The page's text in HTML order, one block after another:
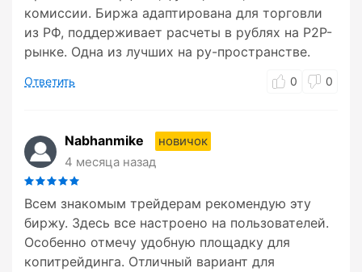
комиссии. Биржа адаптирована для торговли
из РФ, поддерживает расчеты в рублях на P2P-
рынке. Одна из лучших на ру-пространстве.
Ответить 0 0
Nabhanmike
новичок
4 месяца назад
Всем знакомым трейдерам рекомендую эту
биржу. Здесь все настроено на пользователей.
Особенно отмечу удобную площадку для
копитрейдинга. Отличный вариант для